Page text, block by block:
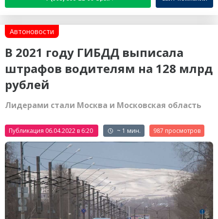
Автоновости
В 2021 году ГИБДД выписала
штрафов водителям на 128 млрд
рублей
Лидерами стали Москва и Московская область
Публикация 06.04.2022 в 6:20 ~ 1 мин. 987